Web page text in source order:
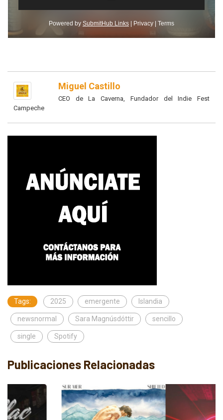
Miguel Castillo
CEO de La Caverna, Fundador del Indie Fest
Campeche
Tags: 2025 emergente Islandia
newsnormal Sara Magnúsdóttir sencillo
single Spotify
Publicaciones Relacionadas